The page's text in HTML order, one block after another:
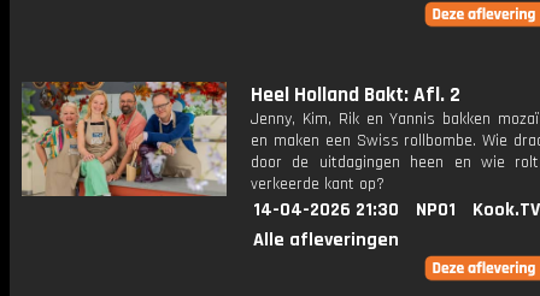
Heel Holland Bakt: Afl. 2
Jenny, Kim, Rik en Yannis bakken
en maken een Swiss rollbombe. Wie
door de uitdagingen heen en wie
verkeerde kant op?
14-04-2026 21:30 NPO1
Kook.TV
Alle afleveringen